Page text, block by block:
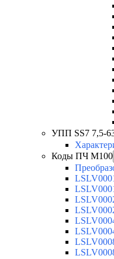
УПП SS7 7,5-
Коды ПЧ М100